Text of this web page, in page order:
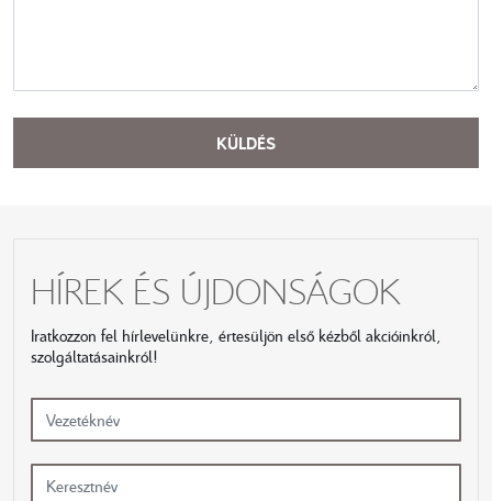
KÜLDÉS
HÍREK ÉS ÚJDONSÁGOK
Iratkozzon fel hírlevelünkre, értesüljön első kézből akcióinkról,
szolgáltatásainkról!